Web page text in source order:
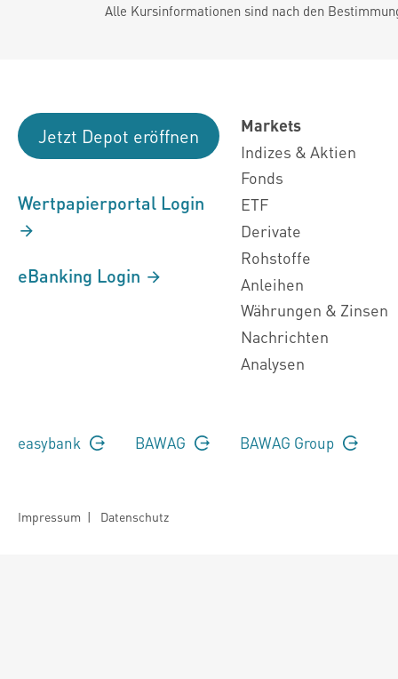
Alle Kursinformationen sind nach den
Jetzt Depot eröffnen
Wertpapierportal Login
eBanking Login
Markets
Indizes & Aktien
Fonds
ETF
Derivate
Rohstoffe
Anleihen
Währungen & Zinsen
Nachrichten
Analysen
easybank BAWAG BAWAG Group
Impressum | Datenschutz